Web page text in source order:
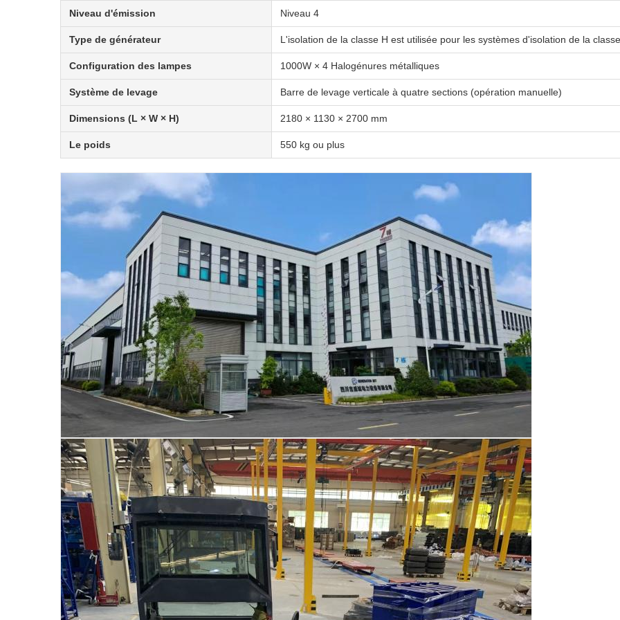
Niveau d'émission Niveau 4
Type de générateur L'isolation de la classe H est utilisée pour les systèmes d'isolation de la
Configuration des lampes 1000W × 4 Halogénures métalliques
Système de levage Barre de levage verticale à quatre sections (opération manuelle)
Dimensions (L × W × H) 2180 × 1130 × 2700 mm
Le poids 550 kg ou plus